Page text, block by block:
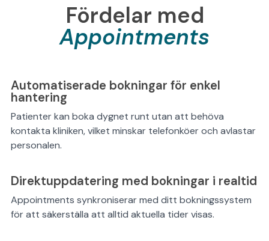
Fördelar med
Appointments
Automatiserade bokningar för enkel
hantering
Patienter kan boka dygnet runt utan att behöva
kontakta kliniken, vilket minskar telefonköer och avlastar
personalen.
Direktuppdatering med bokningar i realtid
Appointments synkroniserar med ditt bokningssystem
för att säkerställa att alltid aktuella tider visas.